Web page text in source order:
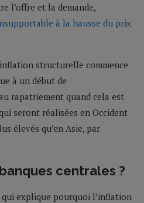
l’offre et la demande,
à la hausse du prix
structurelle commence
à un début de
rapatriement quand cela est
seront réalisées en Occident
élevés qu’en Asie, par
centrales ?
explique pourquoi l’inflation